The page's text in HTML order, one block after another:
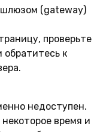
(gateway)
проверьте
обратитесь к
недоступен.
время и